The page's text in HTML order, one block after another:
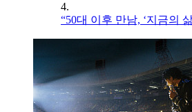
4.
“50대 이후 만남, ‘지금의